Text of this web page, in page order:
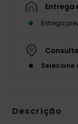
Entrega
Entrega
Selecione
Descrição